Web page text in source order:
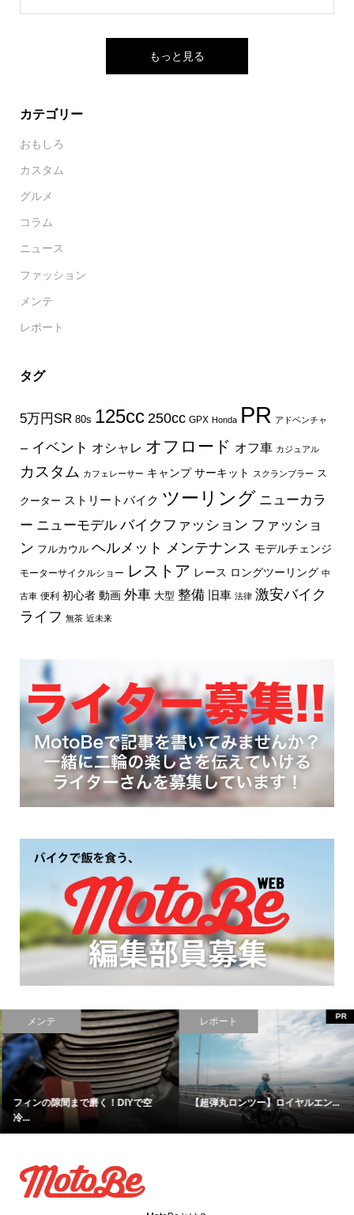
もっと見る
カテゴリー
おもしろ
カスタム
グルメ
コラム
ニュース
ファッション
メンテ
レポート
タグ
5万円SR 80s 125cc 250cc GPX Honda PR アドベンチャ
ー イベント オシャレ オフロード オフ車 カジュアル
カスタム カフェレーサー キャンプ サーキット スクランブラー ス
クーター ストリートバイク ツーリング ニューカラ
ー ニューモデル バイクファッション ファッショ
ン フルカウル ヘルメット メンテナンス モデルチェンジ
モーターサイクルショー レストア レース ロングツーリング 中
古車 便利 初心者 動画 外車 大型 整備 旧車 法律 激安バイク
ライフ 無茶 近未来
メンテ
フィンの隙間まで磨く！DIYで空
冷...
レポート
【超弾丸ロンツー】ロイヤルエン...
PR